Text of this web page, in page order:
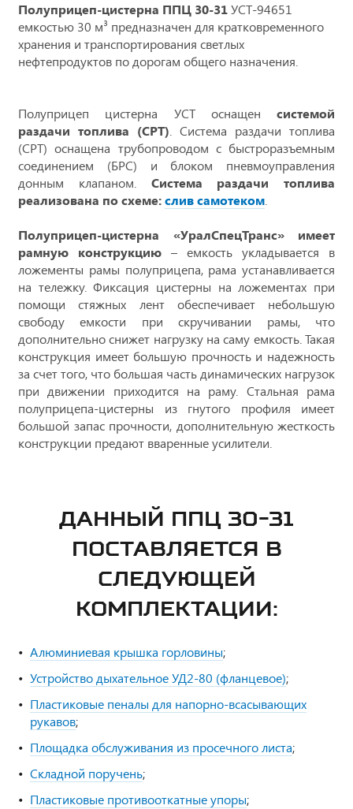
Полуприцеп-цистерна ППЦ 30-31УСТ-94651
емкостью 30 м³ предназначен для кратковременного
хранения и транспортирования светлых
нефтепродуктов по дорогам общего назначения.
Полуприцеп цистерна УСТ оснащен системой
раздачи топлива (СРТ) . Система раздачи топлива
(СРТ) оснащена трубопроводом с быстроразъемным
соединением (БРС) и блоком пневмоуправления
донным клапаном. Система раздачи топлива
реализована по схеме:слив самотеком
Полуприцеп-цистерна «УралСпецТранс» имеет
рамную конструкцию – емкость укладывается в
ложементы рамы полуприцепа, рама устанавливается
на тележку. Фиксация цистерны на ложементах при
помощи стяжных лент обеспечивает небольшую
свободу емкости при скручивании рамы, что
дополнительно снижет нагрузку на саму емкость. Такая
конструкция имеет большую прочность и надежность
за счет того, что большая часть динамических нагрузок
при движении приходится на раму. Стальная рама
полуприцепа-цистерны из гнутого профиля имеет
большой запас прочности, дополнительную жесткость
конструкции предают вваренные усилители.
ДАННЫЙ ППЦ 30-31
ПОСТАВЛЯЕТСЯ В
СЛЕДУЮЩЕЙ
КОМПЛЕКТАЦИИ:
Алюминиевая крышка горловины;
Устройство дыхательное УД2-80 (фланцевое);
Пластиковые пеналы для напорно-всасывающих
рукавов;
Площадка обслуживания из просечного листа;
Складной поручень;
Пластиковые противооткатные упоры;